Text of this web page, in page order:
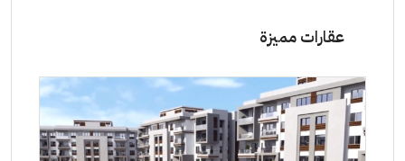
عقارات مميزة